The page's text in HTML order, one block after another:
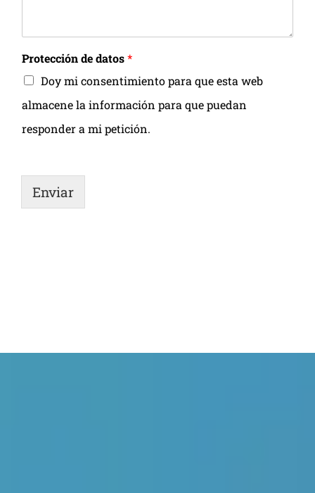
Protección de datos*
Doy mi consentimiento para que esta web
almacene la información para que puedan
responder a mi petición.
Enviar